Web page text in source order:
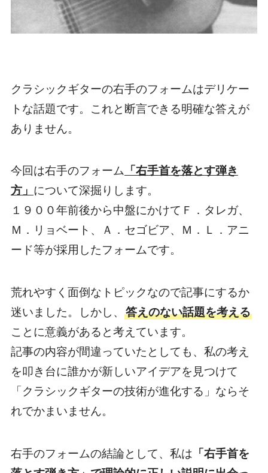
クラシックギターの右手のフォームはデリケー
トな話題です。これと断言できる明確な答えが
ありません。
今回は右手のフォーム 「右手首を落とす弾き
方」 について深掘りします。
１９００年前後から中盤にかけてＦ．タレガ、
Ｍ．リョベート、Ａ．セゴビア、Ｍ．Ｌ．アニ
ード等が採用したフォームです。
荒れやすく面倒なトピックなので記事にするか
迷いました。しかし、 答えのない話題を考える
ことに意義がある と考えています。
記事の内容が間違っていたとしても、私の考え
を叩き台に誰かが新しいアイデアを見つけて
「クラシックギターの技術が進化する」ならそ
れでかまいません。
右手のフォームの結論として、私は 「右手首を